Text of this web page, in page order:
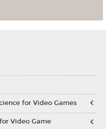
for Video Games
Video Game